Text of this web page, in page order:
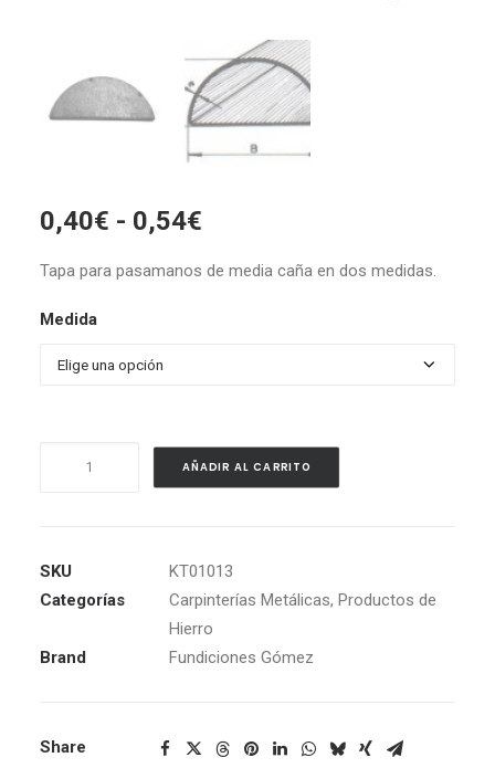
0,40€ - 0,54€
precios:
Tapa para pasamanos de media caña en dos medidas.
Medida
cantidad
AÑADIR AL CARRITO
SKU
KT01013
Categorías
Carpinterías Metálicas, Productos de
Hierro
Brand
Fundiciones Gómez
Share